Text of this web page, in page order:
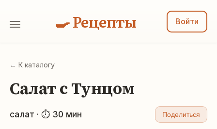
🍳 Рецепты Войти
← К каталогу
Салат с Тунцом
салат · ⏱ 30 мин Поделиться